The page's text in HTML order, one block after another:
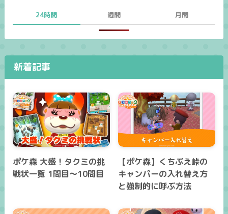
24時間 週間 月間
新着記事
ポケ森 大盛！タクミの挑
戦状一覧 1問目～10問目
【ポケ森】くちぶえ峠の
キャンパーの入れ替え方
と強制的に呼ぶ方法